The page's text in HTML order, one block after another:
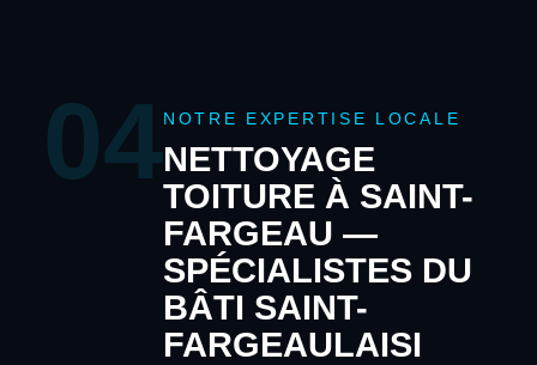
04NOTRE EXPERTISE LOCALE
NETTOYAGE
TOITURE À SAINT-
FARGEAU —
SPÉCIALISTES DU
BÂTI SAINT-
FARGEAULAISI